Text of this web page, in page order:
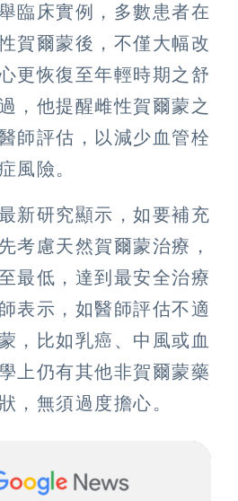
臨床實例，多數患者在
賀爾蒙後，不僅大幅改
更恢復至年輕時期之舒
，他提醒雌性賀爾蒙之
師評估，以減少血管栓
風險。
新研究顯示，如要補充
考慮天然賀爾蒙治療，
最低，達到最安全治療
表示，如醫師評估不適
，比如乳癌、中風或血
上仍有其他非賀爾蒙藥
，無須過度擔心。